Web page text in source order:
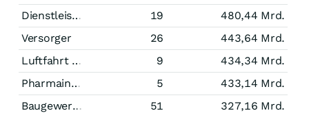
Dienstleistungen
19
480,44 Mrd.
Versorger
26
443,64 Mrd.
Luftfahrt und Raumfahrt
9
434,34 Mrd.
Pharmaindustrie
5
433,14 Mrd.
Baugewerbe
51
327,16 Mrd.